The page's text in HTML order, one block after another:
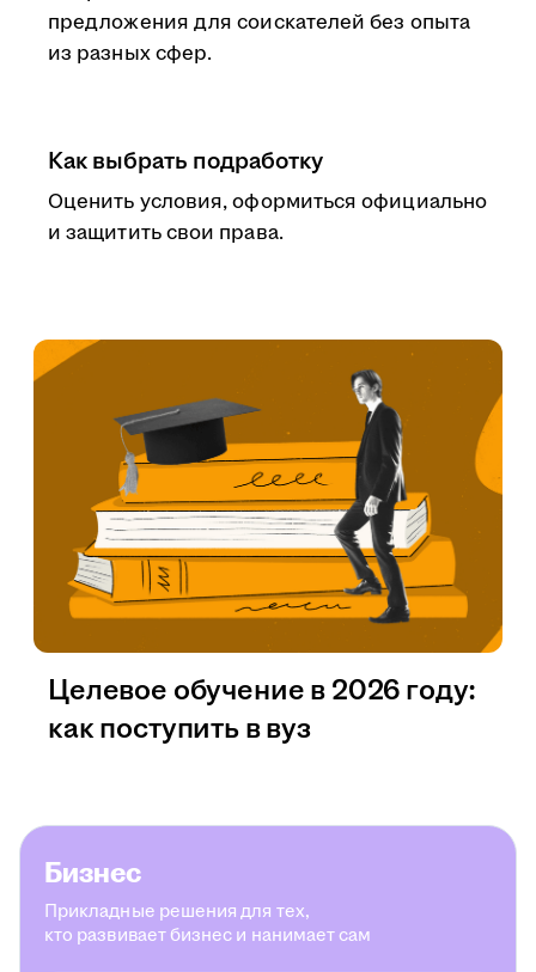
предложения для соискателей без опыта
из разных сфер.
Как выбрать подработку
Оценить условия, оформиться официально
и защитить свои права.
Целевое обучение в 2026 году:
как поступить в вуз
Бизнес
Прикладные решения для тех,
кто развивает бизнес и нанимает сам